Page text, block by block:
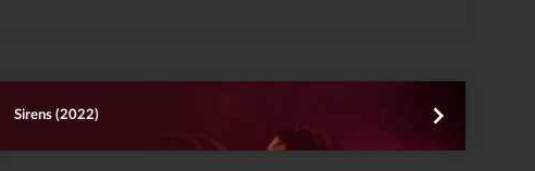
Sirens (2022)